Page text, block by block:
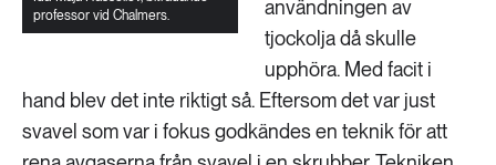
professor vid Chalmers.
användningen av
tjockolja då skulle
upphöra. Med facit i
hand blev det inte riktigt så. Eftersom det var just
svavel som var i fokus godkändes en teknik för att